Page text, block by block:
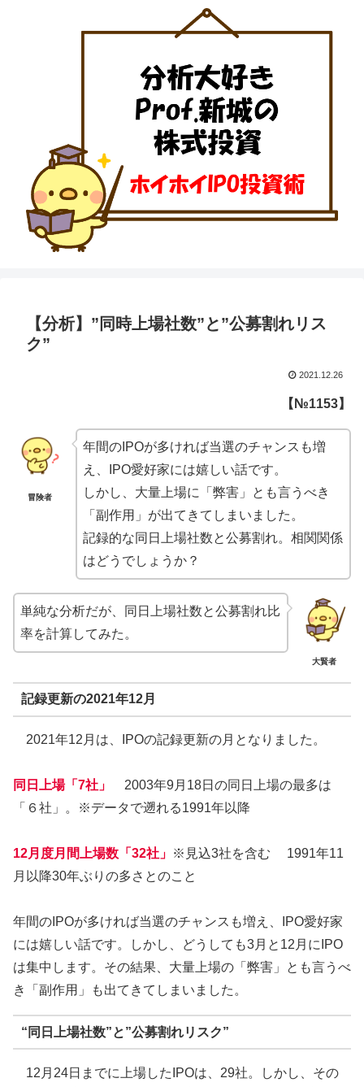
【分析】”同時上場社数”と”公募割れリス
ク”
2021.12.26
【№1153】
冒険者
年間のIPOが多ければ当選のチャンスも増
え、IPO愛好家には嬉しい話です。
しかし、大量上場に「弊害」とも言うべき
「副作用」が出てきてしまいました。
記録的な同日上場社数と公募割れ。相関関係
はどうでしょうか？
大賢者
単純な分析だが、同日上場社数と公募割れ比
率を計算してみた。
記録更新の2021年12月
2021年12月は、IPOの記録更新の月となりました。
同日上場「7社」
2003年9月18日の同日上場の最多は
「６社」。※データで遡れる1991年以降
12月度月間上場数「32社」 ※見込3社を含む 1991年11
月以降30年ぶりの多さとのこと
年間のIPOが多ければ当選のチャンスも増え、IPO愛好家
には嬉しい話です。しかし、どうしても3月と12月にIPO
は集中します。その結果、大量上場の「弊害」とも言うべ
き「副作用」も出てきてしまいました。
“同日上場社数”と”公募割れリスク”
12月24日までに上場したIPOは、29社。しかし、その